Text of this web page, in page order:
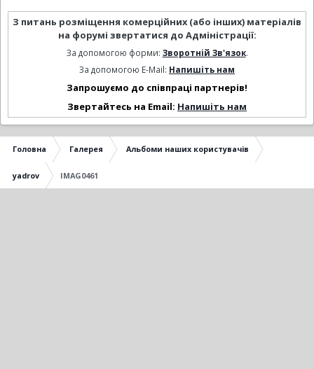
З питань розміщення комерційних (або інших) матеріалів
на форумі звертатися до Адміністрації:
За допомогою форми: Зворотній Зв'язок.
За допомогою E-Mail: Напишіть нам
Запрошуємо до співпраці партнерів!
Звертайтесь на Email: Напишіть нам
Головна Галерея Альбоми наших користувачів
yadrov IMAG0461